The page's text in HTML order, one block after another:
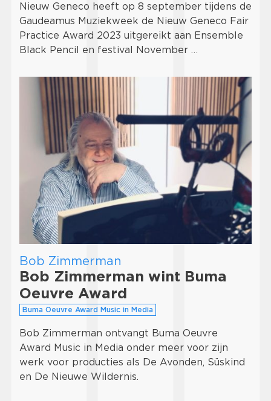
Nieuw Geneco heeft op 8 september tijdens de
Gaudeamus Muziekweek de Nieuw Geneco Fair
Practice Award 2023 uitgereikt aan Ensemble
Black Pencil en festival November …
Bob Zimmerman
Bob Zimmerman wint Buma
Oeuvre Award
Buma Oeuvre Award Music in Media
Bob Zimmerman ontvangt Buma Oeuvre
Award Music in Media onder meer voor zijn
werk voor producties als De Avonden, Süskind
en De Nieuwe Wildernis.